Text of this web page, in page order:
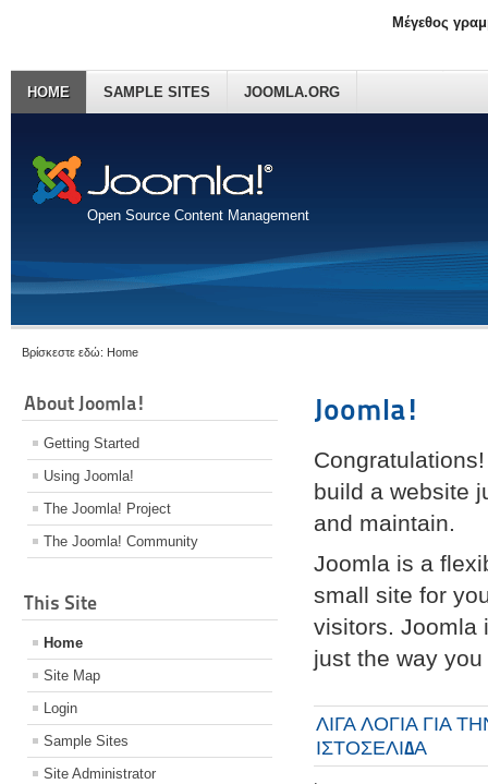
Open Source Content Management
HOME SAMPLE SITES JOOMLA.ORG
Μέγεθος
Βρίσκεστε εδώ: Home
About Joomla!
Getting Started
Using Joomla!
The Joomla! Project
The Joomla! Community
This Site
Home
Site Map
Login
Sample Sites
Site Administrator
Joomla!
build a website
and maintain.
Joomla is a
small site for
visitors. Joomla
just the way
ΛΙΓΑ ΛΟΓΙΑ ΓΙΑ
ΙΣΤΟΣΕΛΙΔΑ